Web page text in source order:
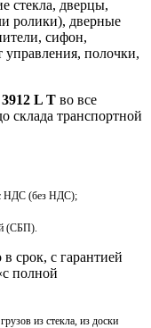
стекла, дверцы,
ролики), дверные
сифон,
полочки,
L T во все
склада транспортной
с НДС (без НДС);
(СБП).
срок, с гарантией
полной
из стекла, из доски